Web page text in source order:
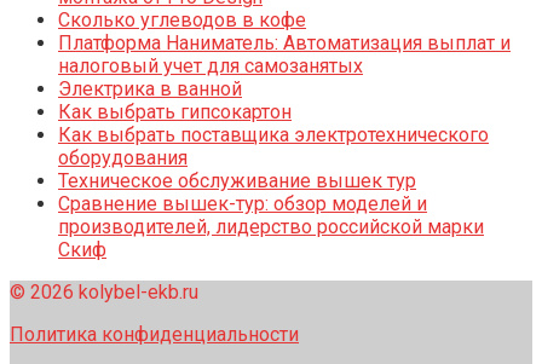
Сколько углеводов в кофе
Платформа Наниматель: Автоматизация выплат и
налоговый учет для самозанятых
Электрика в ванной
Как выбрать гипсокартон
Как выбрать поставщика электротехнического
оборудования
Техническое обслуживание вышек тур
Сравнение вышек-тур: обзор моделей и
производителей, лидерство российской марки
Скиф
© 2026 kolybel-ekb.ru
Политика конфиденциальности